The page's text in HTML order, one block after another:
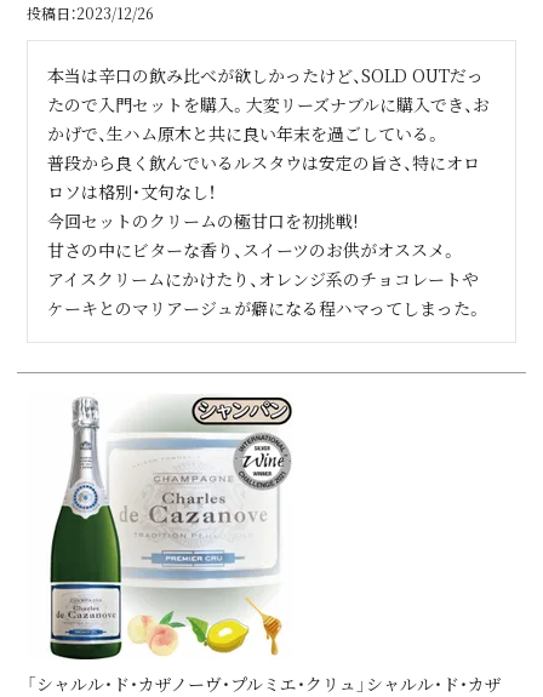
投稿日 2023/12/26
本当は辛口の飲み比べが欲しかったけど、SOLD OUTだっ
たので入門セットを購入。大変リーズナブルに購入でき、お
かげで、生ハム原木と共に良い年末を過ごしている。
普段から良く飲んでいるルスタウは安定の旨さ、特にオロ
ロソは格別・文句なし！
今回セットのクリームの極甘口を初挑戦!
甘さの中にビターな香り、スイーツのお供がオススメ。
アイスクリームにかけたり、オレンジ系のチョコレートや
ケーキとのマリアージュが癖になる程ハマってしまった。
「シャルル・ド・カザノーヴ・プルミエ・クリュ」シャルル・ド・カザ